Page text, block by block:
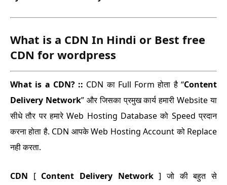
What is a CDN In Hindi or Best free
CDN for wordpress
What is a CDN? :: CDN का Full Form होता है “Content
Delivery Network” और जिसका प्रमुख कार्य हमारी Website या
सीधे तौर पर हमारे Web Hosting Database को Speed प्रदान
करना होता है. CDN आपके Web Hosting Account को Replace
नही करता.
CDN [ Content Delivery Network] जो की बहुत से